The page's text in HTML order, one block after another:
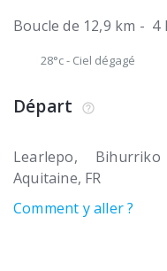
Boucle de 12,9 km - 4
28°c- Ciel dégagé
Départ
Learlepo
Aquitaine FR
Comment y aller ?